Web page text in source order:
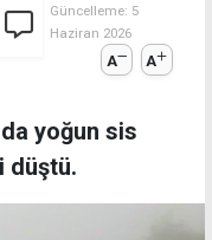
Güncelleme: 5
Haziran 2026
A A
yoğun sis
düştü.